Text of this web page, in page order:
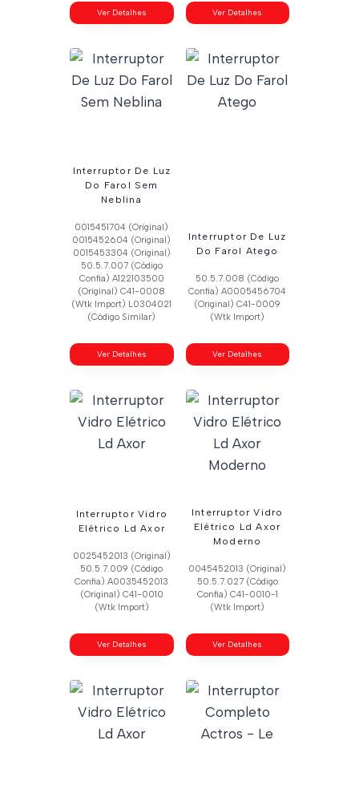
Ver Detalhes Ver Detalhes
Interruptor De Luz
Do Farol Sem
Neblina
0015451704 (Original)
0015452604 (Original)
0015453304 (Original)
50.5.7.007 (Código
Confia) A122103500
(Original) C41-0008
(Wtk Import) L0304021
(Código Similar)
Ver Detalhes
Interruptor De Luz
Do Farol Atego
50.5.7.008 (Código
Confia) A0005456704
(Original) C41-0009
(Wtk Import)
Ver Detalhes
Interruptor Vidro
Elétrico Ld Axor
0025452013 (Original)
50.5.7.009 (Código
Confia) A0035452013
(Original) C41-0010
(Wtk Import)
Ver Detalhes
Interruptor Vidro
Elétrico Ld Axor
Moderno
0045452013 (Original)
50.5.7.027 (Código
Confia) C41-0010-1
(Wtk Import)
Ver Detalhes